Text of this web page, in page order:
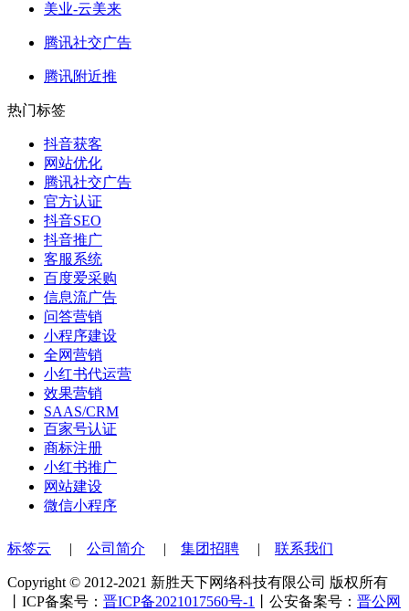
美业-云美来
腾讯社交广告
腾讯附近推
热门标签
抖音获客
网站优化
腾讯社交广告
官方认证
抖音SEO
抖音推广
客服系统
百度爱采购
信息流广告
问答营销
小程序建设
全网营销
小红书代运营
效果营销
SAAS/CRM
百家号认证
商标注册
小红书推广
网站建设
微信小程序
标签云 公司简介 集团招聘 联系我们
Copyright © 2012-2021 新胜天下网络科技有限公司 版权所有
丨ICP备案号： 晋ICP备2021017560号-1 丨公安备案号： 晋公网